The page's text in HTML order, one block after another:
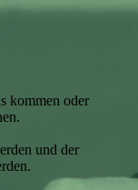
kommen oder
und der